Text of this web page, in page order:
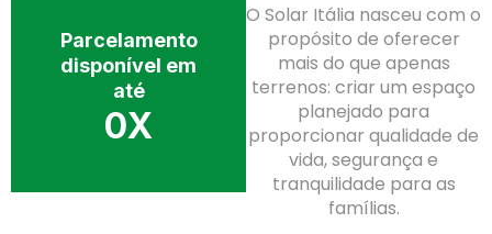
0X
Parcelamento
disponível em
até
O Solar Itália nasceu com o
propósito de oferecer
mais do que apenas
terrenos: criar um espaço
planejado para
proporcionar qualidade de
vida, segurança e
tranquilidade para as
famílias.